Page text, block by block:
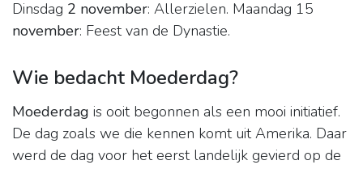
Dinsdag 2 november: Allerzielen. Maandag 15
november: Feest van de Dynastie.
Wie bedacht Moederdag?
Moederdag is ooit begonnen als een mooi initiatief.
De dag zoals we die kennen komt uit Amerika. Daar
werd de dag voor het eerst landelijk gevierd op de